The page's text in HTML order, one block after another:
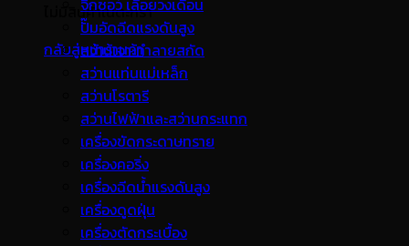
ไม่มีสินค้าในตะกร้า
กลับสู่หน้าร้านค้า
จิ๊กซอว์ เลื่อยวงเดือน
ปั๊มอัดฉีดแรงดันสูง
สว่านเจาะทำลายสกัด
สว่านแท่นแม่เหล็ก
สว่านโรตารี
สว่านไฟฟ้าและสว่านกระแทก
เครื่องขัดกระดาษทราย
เครื่องคอริ่ง
เครื่องฉีดน้ำแรงดันสูง
เครื่องดูดฝุ่น
เครื่องตัดกระเบื้อง